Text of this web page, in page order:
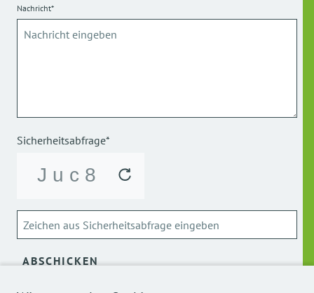
Nachricht*
Sicherheitsabfrage*
ABSCHICKEN